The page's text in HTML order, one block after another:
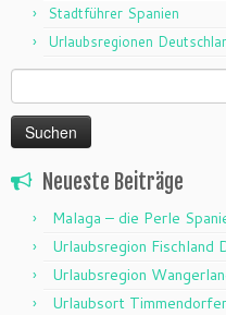
Stadtführer Spanien
Urlaubsregionen
nach:
Neueste Beiträge
Malaga – die Perle
Urlaubsregion
Urlaubsregion
Urlaubsort